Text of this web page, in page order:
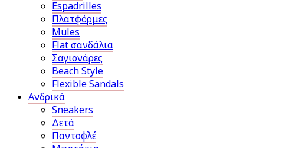
Espadrilles
Πλατφόρμες
Mules
Flat σανδάλια
Σαγιονάρες
Beach Style
Flexible Sandals
Ανδρικά
Sneakers
Δετά
Παντοφλέ